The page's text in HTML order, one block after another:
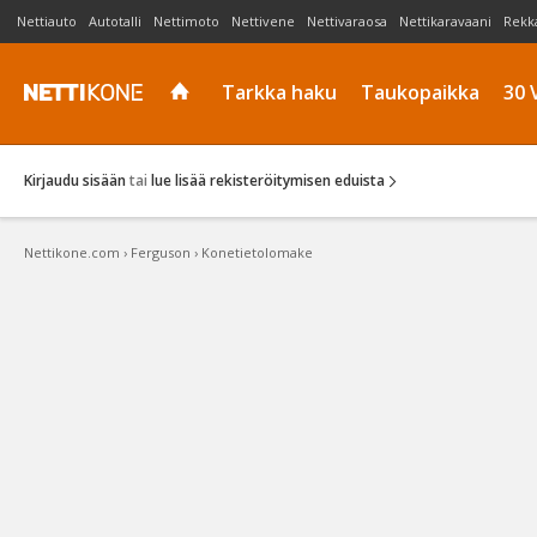
Nettiauto Autotalli Nettimoto Nettivene Nettivaraosa Nettikaravaani
Tarkka haku Taukopaikka 30
Kirjaudu sisään tai lue lisää rekisteröitymisen eduista
Nettikone.com › Ferguson › Konetietolomake